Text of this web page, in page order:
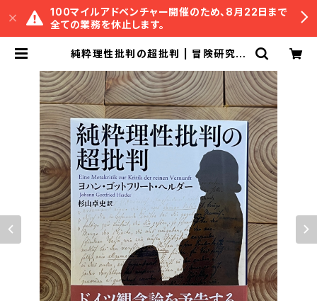
100マイルアドベンチャー開催のため、8月22日まで
全ての業務を休止します。
純粋理性批判の超批判 | 冒険研究所